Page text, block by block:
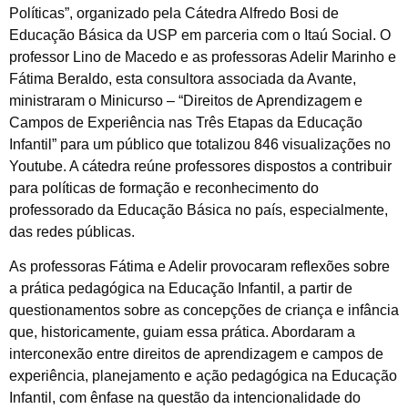
Políticas”, organizado pela Cátedra Alfredo Bosi de
Educação Básica da USP em parceria com o Itaú Social. O
professor Lino de Macedo e as professoras Adelir Marinho e
Fátima Beraldo, esta consultora associada da Avante,
ministraram o Minicurso – “Direitos de Aprendizagem e
Campos de Experiência nas Três Etapas da Educação
Infantil” para um público que totalizou 846 visualizações no
Youtube. A cátedra reúne professores dispostos a contribuir
para políticas de formação e reconhecimento do
professorado da Educação Básica no país, especialmente,
das redes públicas.
As professoras Fátima e Adelir provocaram reflexões sobre
a prática pedagógica na Educação Infantil, a partir de
questionamentos sobre as concepções de criança e infância
que, historicamente, guiam essa prática. Abordaram a
interconexão entre direitos de aprendizagem e campos de
experiência, planejamento e ação pedagógica na Educação
Infantil, com ênfase na questão da intencionalidade do